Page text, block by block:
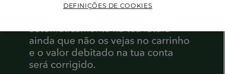
DEFINIÇÕES DE COOKIES